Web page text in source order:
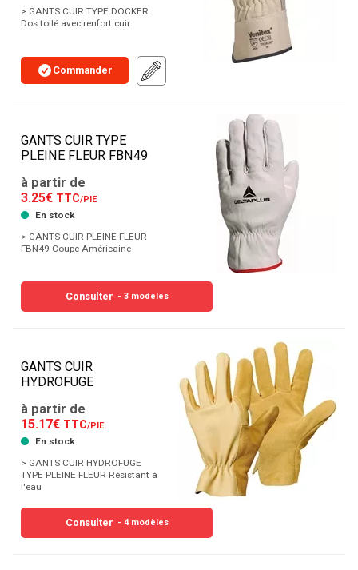
> GANTS CUIR TYPE DOCKER
Dos toilé avec renfort cuir
Commander
GANTS CUIR TYPE
PLEINE FLEUR FBN49
à partir de
3.25€ TTC/PIE
En stock
> GANTS CUIR PLEINE FLEUR
FBN49 Coupe Américaine
Consulter - 3 modèles
GANTS CUIR
HYDROFUGE
à partir de
15.17€ TTC/PIE
En stock
> GANTS CUIR HYDROFUGE
TYPE PLEINE FLEUR Résistant à
l'eau
Consulter - 4 modèles